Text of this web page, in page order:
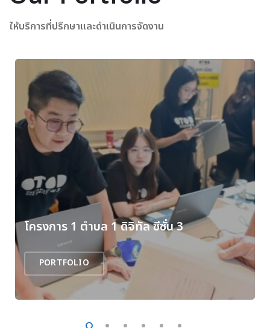
ให้บริการที่ปรึกษาและดำเนินการจัดงาน
โครงการ 1 ตำบล 1 ดิจิทัล ซีซั่น 3
PORTFOLIO